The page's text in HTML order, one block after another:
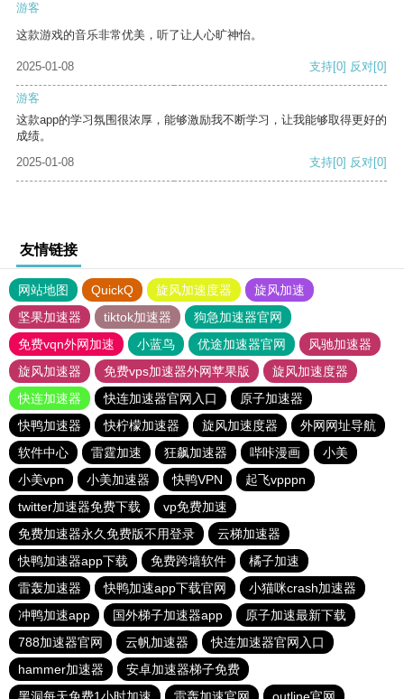
游客
这款游戏的音乐非常优美，听了让人心旷神怡。
2025-01-08 支持[0] 反对[0]
游客
这款app的学习氛围很浓厚，能够激励我不断学习，让我能够取得更好的
成绩。
2025-01-08
支持[0] 反对[0]
友情链接
网站地图 QuickQ 旋风加速度器
旋风加速
坚果加速器
tiktok加速器
狗急加速器官网
免费vqn外网加速
小蓝鸟 优途加速器官网
风驰加速器
旋风加速器
免费vps加速器外网苹果版
旋风加速度器
快连加速器
快连加速器官网入口
原子加速器
快鸭加速器
快柠檬加速器 旋风加速度器
外网网址导航
软件中心
雷霆加速 狂飙加速器 哔咔漫画
小美
小美vpn
小美加速器 快鸭VPN
起飞vpppn
twitter加速器免费下载
vp免费加速
免费加速器永久免费版不用登录
云梯加速器
快鸭加速器app下载
免费跨墙软件
橘子加速
雷轰加速器
快鸭加速app下载官网
小猫咪crash加速器
冲鸭加速app
国外梯子加速器app
原子加速最新下载
788加速器官网
云帆加速器
快连加速器官网入口
hammer加速器
安卓加速器梯子免费